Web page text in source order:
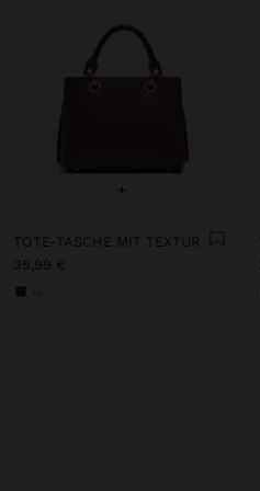
+
TOTE-TASCHE MIT TEXTUR
35,99 €